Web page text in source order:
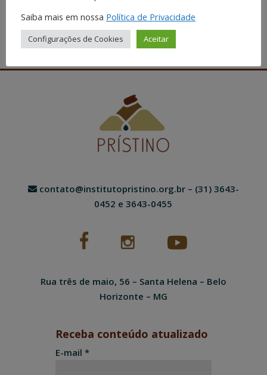
Facebook
TwitterLinkedIn
Pinterest
contato@institutopristino.org.br– (31) 3643-
0452 e 3643-0455
Rua três de maio, 56 – Santa Helena – Belo
Horizonte – MG
Receba conteúdo atualizado
E-mail *
Saiba mais em nossa Política de Privacidade
Configurações de Cookies Aceitar